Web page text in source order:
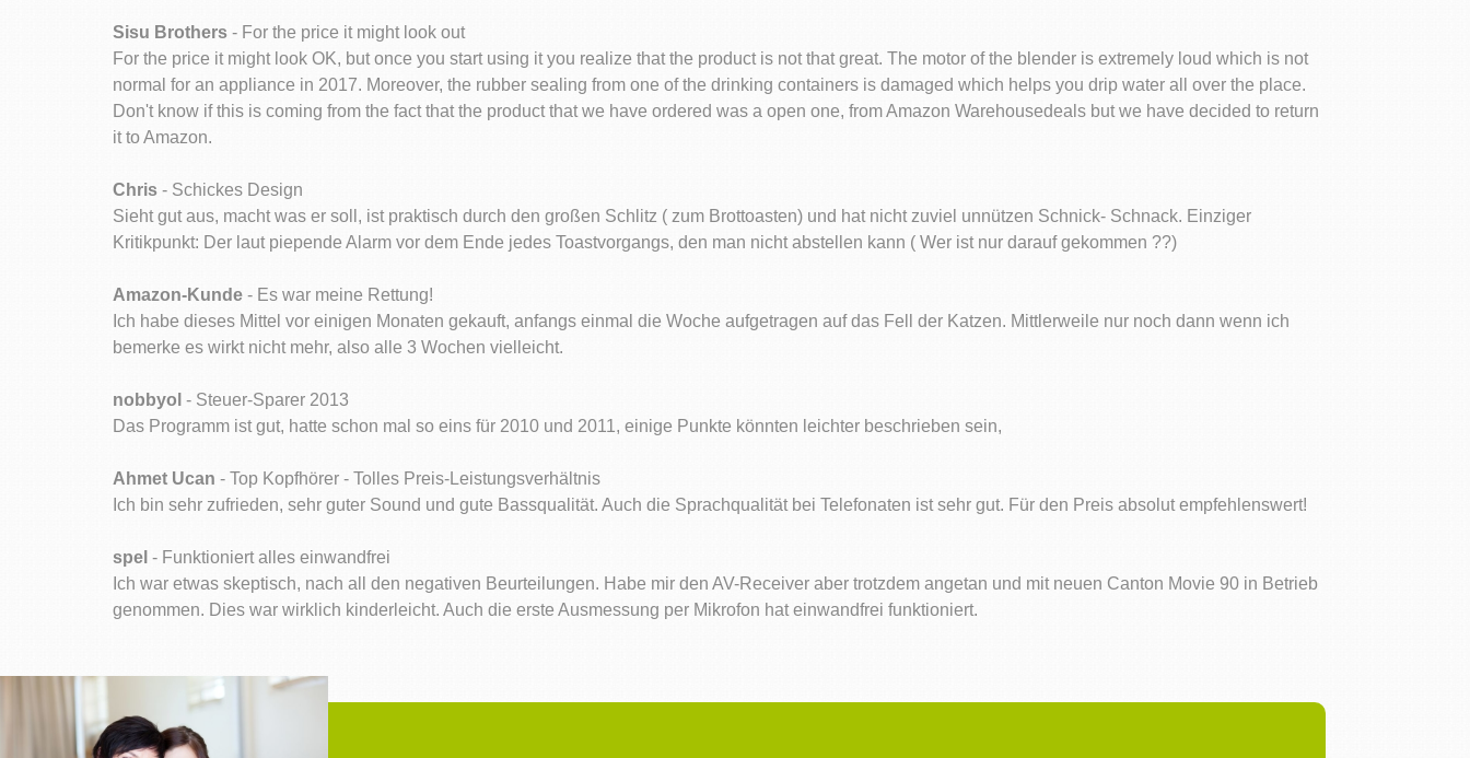
Sisu Brothers - For the price it might look out
For the price it might look OK, but once you start using it you realize that the product is not that great. The motor of the blender is extremely loud which is not
normal for an appliance in 2017. Moreover, the rubber sealing from one of the drinking containers is damaged which helps you drip water all over the place.
Don't know if this is coming from the fact that the product that we have ordered was a open one, from Amazon Warehousedeals but we have decided to return
it to Amazon.
Chris - Schickes Design
Sieht gut aus, macht was er soll, ist praktisch durch den großen Schlitz ( zum Brottoasten) und hat nicht zuviel unnützen Schnick- Schnack. Einziger
Kritikpunkt: Der laut piepende Alarm vor dem Ende jedes Toastvorgangs, den man nicht abstellen kann ( Wer ist nur darauf gekommen ??)
Amazon-Kunde - Es war meine Rettung!
Ich habe dieses Mittel vor einigen Monaten gekauft, anfangs einmal die Woche aufgetragen auf das Fell der Katzen. Mittlerweile nur noch dann wenn ich
bemerke es wirkt nicht mehr, also alle 3 Wochen vielleicht.
nobbyol - Steuer-Sparer 2013
Das Programm ist gut, hatte schon mal so eins für 2010 und 2011, einige Punkte könnten leichter beschrieben sein,
Ahmet Ucan - Top Kopfhörer - Tolles Preis-Leistungsverhältnis
Ich bin sehr zufrieden, sehr guter Sound und gute Bassqualität. Auch die Sprachqualität bei Telefonaten ist sehr gut. Für den Preis absolut empfehlenswert!
spel - Funktioniert alles einwandfrei
Ich war etwas skeptisch, nach all den negativen Beurteilungen. Habe mir den AV-Receiver aber trotzdem angetan und mit neuen Canton Movie 90 in Betrieb
genommen. Dies war wirklich kinderleicht. Auch die erste Ausmessung per Mikrofon hat einwandfrei funktioniert.